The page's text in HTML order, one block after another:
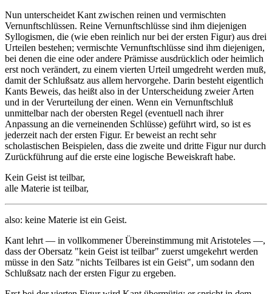
Nun unterscheidet Kant zwischen reinen und vermischten
Vernunftschlüssen. Reine Vernunftschlüsse sind ihm diejenigen
Syllogismen, die (wie eben reinlich nur bei der ersten Figur) aus drei
Urteilen bestehen; vermischte Vernunftschlüsse sind ihm diejenigen,
bei denen die eine oder andere Prämisse ausdrücklich oder heimlich
erst noch verändert, zu einem vierten Urteil umgedreht werden muß,
damit der Schlußsatz aus allem hervorgehe. Darin besteht eigentlich
Kants Beweis, das heißt also in der Unterscheidung zweier Arten
und in der Verurteilung der einen. Wenn ein Vernunftschluß
unmittelbar nach der obersten Regel (eventuell nach ihrer
Anpassung an die verneinenden Schlüsse) geführt wird, so ist es
jederzeit nach der ersten Figur. Er beweist an recht sehr
scholastischen Beispielen, dass die zweite und dritte Figur nur durch
Zurückführung auf die erste eine logische Beweiskraft habe.
Kein Geist ist teilbar,
alle Materie ist teilbar,
also: keine Materie ist ein Geist.
Kant lehrt — in vollkommener Übereinstimmung mit Aristoteles —,
dass der Obersatz "kein Geist ist teilbar" zuerst umgekehrt werden
müsse in den Satz "nichts Teilbares ist ein Geist", um sodann den
Schlußsatz nach der ersten Figur zu ergeben.